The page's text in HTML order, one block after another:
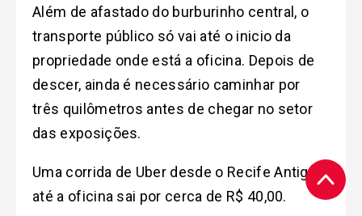
Além de afastado do burburinho central, o
transporte público só vai até o inicio da
propriedade onde está a oficina. Depois de
descer, ainda é necessário caminhar por
três quilômetros antes de chegar no setor
das exposições.
Uma corrida de Uber desde o Recife Antigo
até a oficina sai por cerca de R$ 40,00.